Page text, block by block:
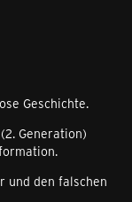
Geschichte.
Generation)
und den falschen